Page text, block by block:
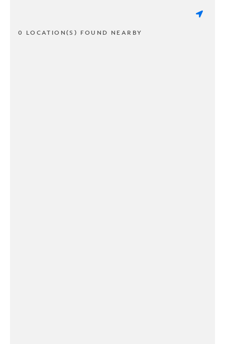
0 LOCATION(S) FOUND NEARBY